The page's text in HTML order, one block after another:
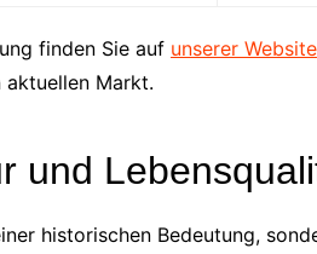
finden Sie auf unserer Website
aktuellen Markt.
und
historischen Bedeutung,